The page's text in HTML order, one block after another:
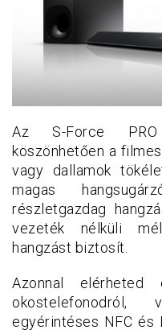
Az S-Force PRO
köszönhetően a
vagy dallamok
magas
részletgazdag
vezeték nélküli
hangzást biztosít.
Azonnal elérheted
egyérintéses NFC és